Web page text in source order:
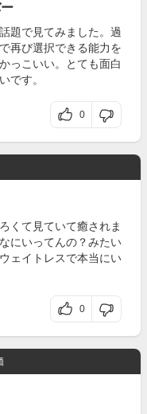
題で見てみました。過
再び選択できる能力を
っこいい。とても面白
です。
0
くて見ていて癒されま
にいってんの？みたい
ェイトレスで本当にい
0